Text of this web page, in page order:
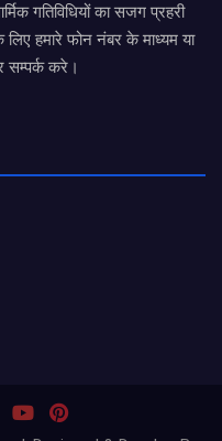
गतिविधियों का सजग प्रहरी
हमारे फोन नंबर के माध्यम या
करे।